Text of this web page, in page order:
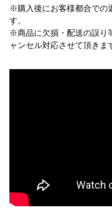
※購入後にお客様都合での
す。
※商品に欠損・配送の誤り
ャンセル対応させて頂きま